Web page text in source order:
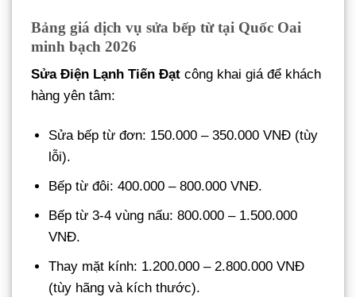
Bảng giá dịch vụ sửa bếp từ tại Quốc Oai
minh bạch 2026
Sửa Điện Lạnh Tiến Đạt công khai giá để khách
hàng yên tâm:
Sửa bếp từ đơn: 150.000 – 350.000 VNĐ (tùy
lỗi).
Bếp từ đôi: 400.000 – 800.000 VNĐ.
Bếp từ 3-4 vùng nấu: 800.000 – 1.500.000
VNĐ.
Thay mặt kính: 1.200.000 – 2.800.000 VNĐ
(tùy hãng và kích thước).